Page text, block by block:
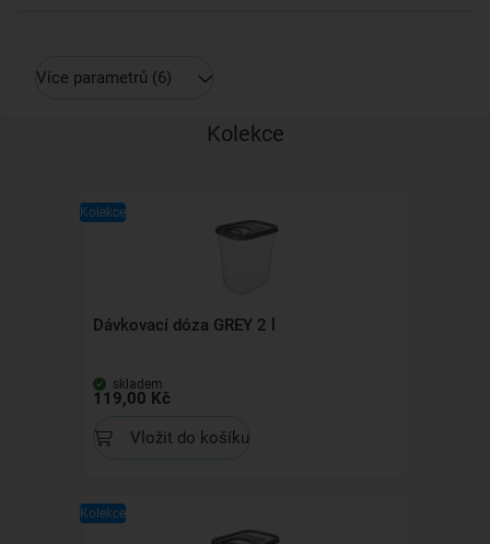
Více parametrů (6)
Kolekce
Kolekce
Dávkovací dóza GREY 2 l
skladem
119,00 Kč
Vložit do košíku
Kolekce